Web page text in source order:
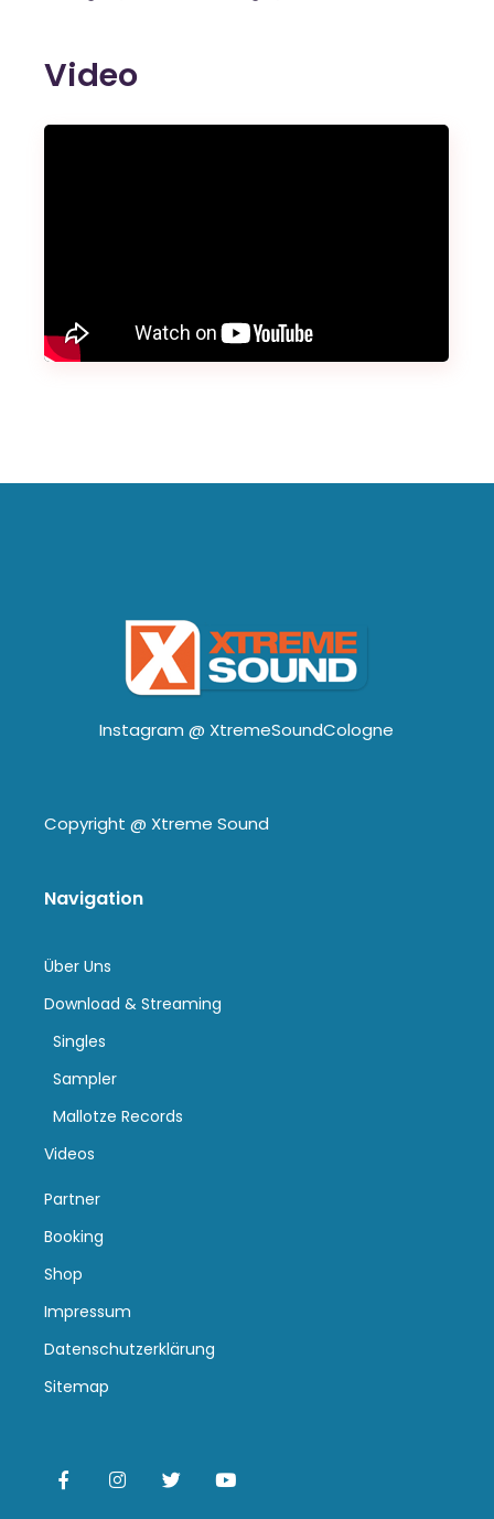
Video
Instagram @ XtremeSoundCologne
Copyright @ Xtreme Sound
Navigation
Über Uns
Download & Streaming
Singles
Sampler
Mallotze Records
Videos
Partner
Booking
Shop
Impressum
Datenschutzerklärung
Sitemap